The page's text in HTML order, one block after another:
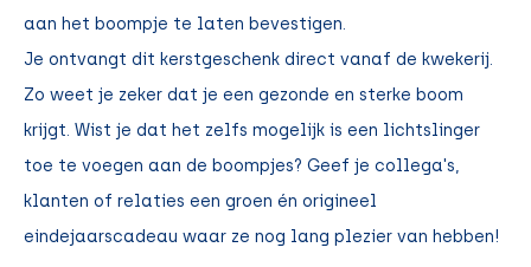
aan het boompje te laten bevestigen.
Je ontvangt dit kerstgeschenk direct vanaf de kwekerij.
Zo weet je zeker dat je een gezonde en sterke boom
krijgt. Wist je dat het zelfs mogelijk is een lichtslinger
toe te voegen aan de boompjes? Geef je collega's,
klanten of relaties een groen én origineel
eindejaarscadeau waar ze nog lang plezier van hebben!